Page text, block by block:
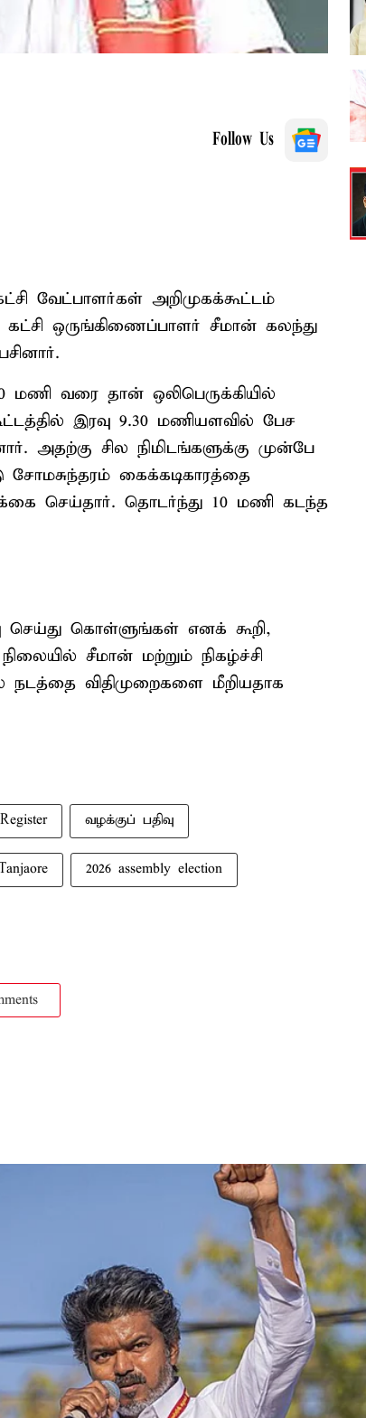
Follow Us
வேட்பாளர்கள் அறிமுகக்கூட்டம்
கட்சி ஒருங்கிணைப்பாளர் சீமான் கலந்து
மணி வரை தான் ஒலிபெருக்கியில்
இரவு 9.30 மணியளவில் பேச
அதற்கு சில நிமிடங்களுக்கு முன்பே
கைக்கடிகாரத்தை
செய்தார். தொடர்ந்து 10 மணி கடந்த
கொள்ளுங்கள் எனக் கூறி,
சீமான் மற்றும் நிகழ்ச்சி
விதிமுறைகளை மீறியதாக
வழக்குப் பதிவு
2026 assembly election